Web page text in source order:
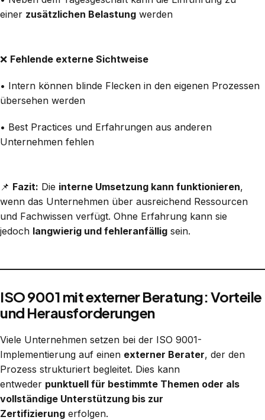
einer zusätzlichen Belastung werden
❌ Fehlende externe Sichtweise
• Intern können blinde Flecken in den eigenen Prozessen
übersehen werden
• Best Practices und Erfahrungen aus anderen
Unternehmen fehlen
📌 Fazit: Die interne Umsetzung kann funktionieren,
wenn das Unternehmen über ausreichend Ressourcen
und Fachwissen verfügt. Ohne Erfahrung kann sie
jedoch langwierig und fehleranfällig sein.
ISO 9001 mit externer Beratung: Vorteile
und Herausforderungen
Viele Unternehmen setzen bei der ISO 9001-
Implementierung auf einen externer Berater, der den
Prozess strukturiert begleitet. Dies kann
entweder punktuell für bestimmte Themen oder als
vollständige Unterstützung bis zur
Zertifizierung erfolgen.